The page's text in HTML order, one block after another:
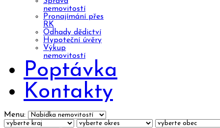
nemovitostí
Pronajímání přes
RK
Odhady dědictví
Hypoteční úvěry
Výkup
nemovitostí
Poptávka
Kontakty
Menu: